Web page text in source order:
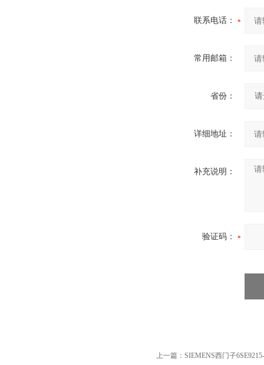
联系电话：
常用邮箱：
省份：
详细地址：
补充说明：
验证码：
上一篇： SIEMENS西门子